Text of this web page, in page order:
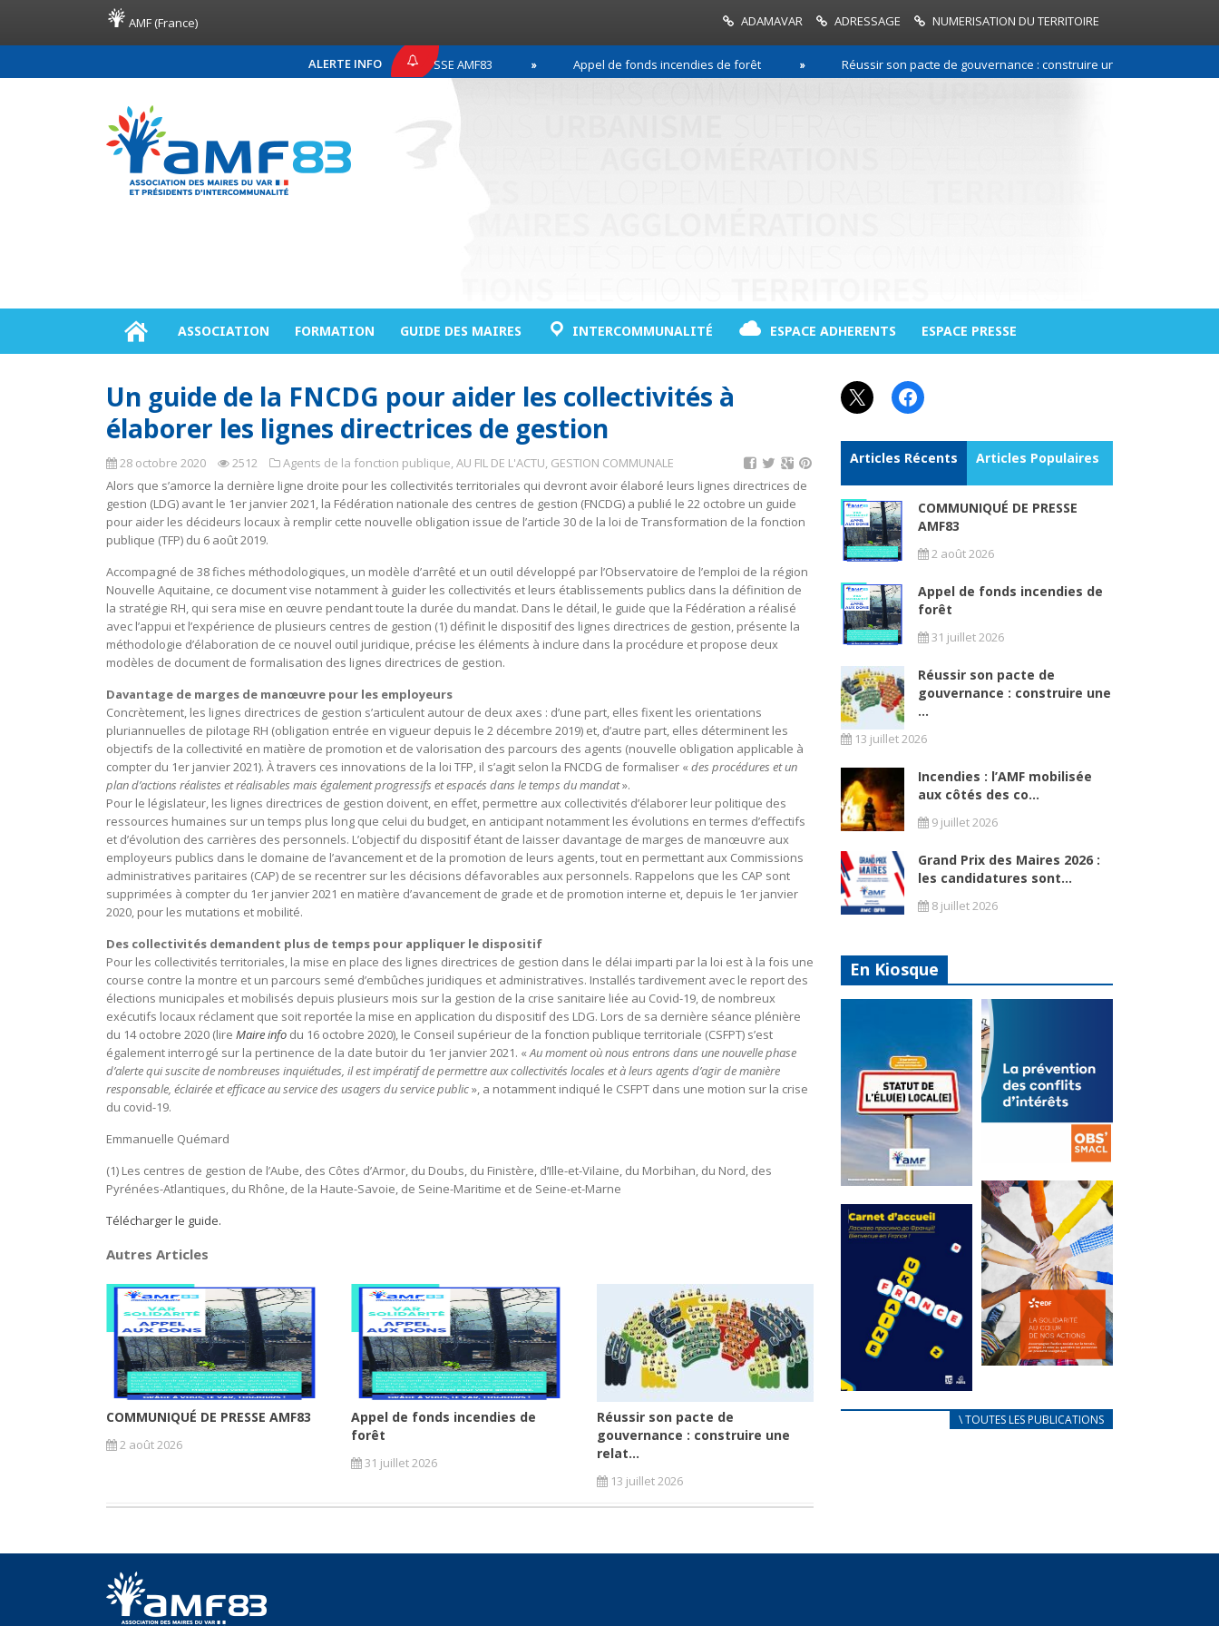
AMF (France) ADAMAVAR ADRESSAGE NUMERISATION DU TERRITOIRE
ALERTE INFO
COMMUNIQUÉ DE PRESSE AMF83 Appel de fonds incendies de forêt Réussir son pacte de gouvernance : construire une relation de
ASSOCIATION FORMATION GUIDE DES MAIRES INTERCOMMUNALITÉ ESPACE ADHERENTS ESPACE PRESSE
Un guide de la FNCDG pour aider les collectivités à
élaborer les lignes directrices de gestion
28 octobre 2020 2512 Agents de la fonction publique,AU FIL DE L'ACTU, GESTION COMMUNALE
Alors que s’amorce la dernière ligne droite pour les collectivités territoriales qui devront avoir élaboré leurs lignes directrices de
gestion (LDG) avant le 1er janvier 2021, la Fédération nationale des centres de gestion (FNCDG) a publié le 22 octobre un guide
pour aider les décideurs locaux à remplir cette nouvelle obligation issue de l’article 30 de la loi de Transformation de la fonction
publique (TFP) du 6 août 2019.
Accompagné de 38 fiches méthodologiques, un modèle d’arrêté et un outil développé par l’Observatoire de l’emploi de la région
Nouvelle Aquitaine, ce document vise notamment à guider les collectivités et leurs établissements publics dans la définition de
la stratégie RH, qui sera mise en œuvre pendant toute la durée du mandat. Dans le détail, le guide que la Fédération a réalisé
avec l’appui et l’expérience de plusieurs centres de gestion (1) définit le dispositif des lignes directrices de gestion, présente la
méthodologie d’élaboration de ce nouvel outil juridique, précise les éléments à inclure dans la procédure et propose deux
modèles de document de formalisation des lignes directrices de gestion.
Davantage de marges de manœuvre pour les employeurs
Concrètement, les lignes directrices de gestion s’articulent autour de deux axes : d’une part, elles fixent les orientations
pluriannuelles de pilotage RH (obligation entrée en vigueur depuis le 2 décembre 2019) et, d’autre part, elles déterminent les
objectifs de la collectivité en matière de promotion et de valorisation des parcours des agents (nouvelle obligation applicable à
compter du 1er janvier 2021). À travers ces innovations de la loi TFP, il s’agit selon la FNCDG de formaliser « des procédures et un
plan d’actions réalistes et réalisables mais également progressifs et espacés dans le temps du mandat».
Pour le législateur, les lignes directrices de gestion doivent, en effet, permettre aux collectivités d’élaborer leur politique des
ressources humaines sur un temps plus long que celui du budget, en anticipant notamment les évolutions en termes d’effectifs
et d’évolution des carrières des personnels. L’objectif du dispositif étant de laisser davantage de marges de manœuvre aux
employeurs publics dans le domaine de l’avancement et de la promotion de leurs agents, tout en permettant aux Commissions
administratives paritaires (CAP) de se recentrer sur les décisions défavorables aux personnels. Rappelons que les CAP sont
supprimées à compter du 1er janvier 2021 en matière d’avancement de grade et de promotion interne et, depuis le 1er janvier
2020, pour les mutations et mobilité.
Des collectivités demandent plus de temps pour appliquer le dispositif
Pour les collectivités territoriales, la mise en place des lignes directrices de gestion dans le délai imparti par la loi est à la fois une
course contre la montre et un parcours semé d’embûches juridiques et administratives. Installés tardivement avec le report des
élections municipales et mobilisés depuis plusieurs mois sur la gestion de la crise sanitaire liée au Covid-19, de nombreux
exécutifs locaux réclament que soit reportée la mise en application du dispositif des LDG. Lors de sa dernière séance plénière
du 14 octobre 2020 (lire Maire info du 16 octobre 2020), le Conseil supérieur de la fonction publique territoriale (CSFPT) s’est
également interrogé sur la pertinence de la date butoir du 1er janvier 2021. «Au moment où nous entrons dans une nouvelle phase
d’alerte qui suscite de nombreuses inquiétudes, il est impératif de permettre aux collectivités locales et à leurs agents d’agir de manière
responsable, éclairée et efficace au service des usagers du service public», a notamment indiqué le CSFPT dans une motion sur la crise
du covid-19.
Emmanuelle Quémard
(1) Les centres de gestion de l’Aube, des Côtes d’Armor, du Doubs, du Finistère, d’Ille-et-Vilaine, du Morbihan, du Nord, des
Pyrénées-Atlantiques, du Rhône, de la Haute-Savoie, de Seine-Maritime et de Seine-et-Marne
Télécharger le guide.
Autres Articles
COMMUNIQUÉ DE PRESSE AMF83
2 août 2026
Appel de fonds incendies de
forêt
31 juillet 2026
Réussir son pacte de
gouvernance : construire une
relat...
13 juillet 2026
X Facebook
Articles Récents Articles Populaires
COMMUNIQUÉ DE PRESSE
AMF83
2 août 2026
Appel de fonds incendies de
forêt
31 juillet 2026
Réussir son pacte de
gouvernance : construire une
...
13 juillet 2026
Incendies : l’AMF mobilisée
aux côtés des co...
9 juillet 2026
Grand Prix des Maires 2026 :
les candidatures sont...
8 juillet 2026
En Kiosque
Statut de
l’élu local
Mise à jour avril
2024
FEUILLETER
La
prévention
des conflits
d’intérêts
18 septembre 2023
FEUILLETER
au coeur de
nos actions
ukrainiens arrivés
\ TOUTES LES PUBLICATIONS